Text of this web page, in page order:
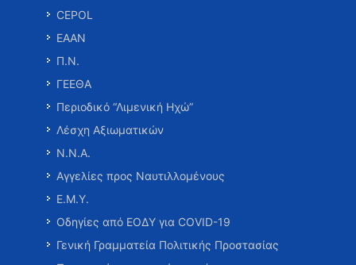
CEPOL
ΕΑΑΝ
Π.Ν.
ΓΕΕΘΑ
Περιοδικό “Λιμενική Ηχώ”
Λέσχη Αξιωματικών
Ν.Ν.Α.
Αγγελίες προς Ναυτιλλομένους
Ε.Μ.Υ.
Οδηγίες από ΕΟΔΥ για COVID-19
Γενική Γραμματεία Πολιτικής Προστασίας